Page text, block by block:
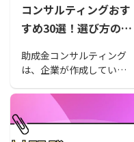
コンサルティングおす
すめ30選！選び方のポ
助成金コンサルティング
は、企業が作成している
こと成績をアップさせら
れるよう助成金の提案を
する専門的な機関です。